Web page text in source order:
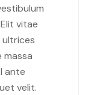
vitae
ultrices
massa
ante
velit.